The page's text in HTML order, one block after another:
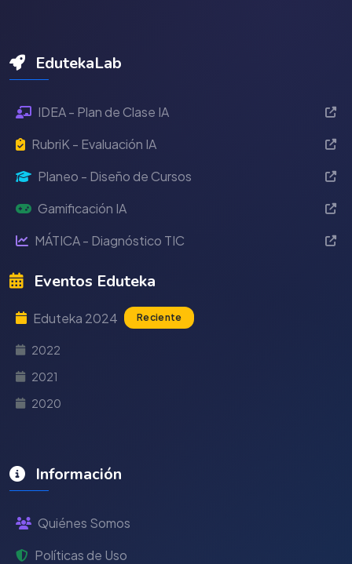
EdutekaLab
IDEA - Plan de Clase IA
RubriK - Evaluación IA
Planeo - Diseño de Cursos
Gamificación IA
MÁTICA - Diagnóstico TIC
Eventos Eduteka
Eduteka 2024 Reciente
2022
2021
2020
Información
Quiénes Somos
Políticas de Uso